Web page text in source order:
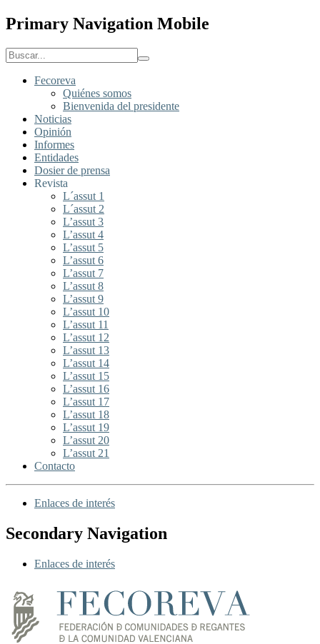
Primary Navigation Mobile
Fecoreva
Quiénes somos
Bienvenida del presidente
Noticias
Opinión
Informes
Entidades
Dosier de prensa
Revista
L´assut 1
L´assut 2
L’assut 3
L’assut 4
L’assut 5
L’assut 6
L’assut 7
L’assut 8
L’assut 9
L’assut 10
L’assut 11
L’assut 12
L’assut 13
L’assut 14
L’assut 15
L’assut 16
L’assut 17
L’assut 18
L’assut 19
L’assut 20
L’assut 21
Contacto
Enlaces de interés
Secondary Navigation
Enlaces de interés